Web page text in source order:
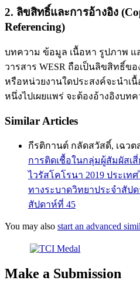
2. ลิขสิทธิ์และการอ้างอิง
Referencing)
บทความ ข้อมูล เนื้อหา รูปภาพ
วารสาร WESR ถือเป็นลิขสิทธิ์ข
หรือหน่วยงานใดประสงค์จะนำเ
หนึ่งไปเผยแพร่ จะต้องอ้างอิงบท
Similar Articles
กีรติกานต์ กลัดสวัสดิ์, เฉวต
การติดเชื้อในกลุ่มผู้สัมผัสเ
ไวรัสโคโรนา 2019 ประเท
ทางระบาดวิทยาประจำสัปด
สัปดาห์ที่ 45
You may also start an advanced
Make a Submission